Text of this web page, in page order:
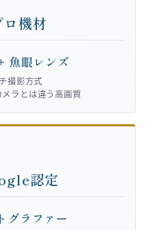
ロ機材
魚眼レンズ
撮影方式
ラとは違う高画質
認定
グラファー